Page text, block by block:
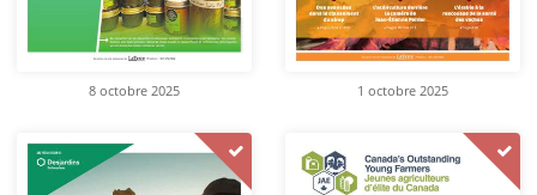
8 octobre 2025 1 octobre 2025